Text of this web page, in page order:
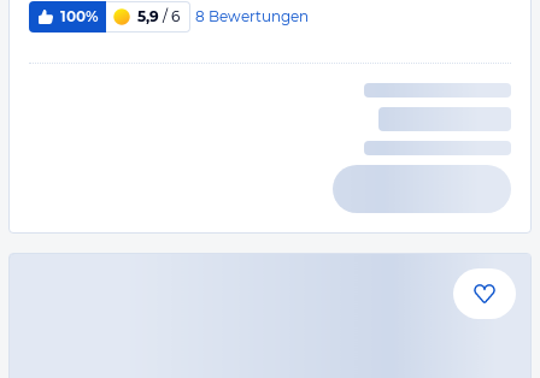
100% 5,9 / 6 8 Bewertungen